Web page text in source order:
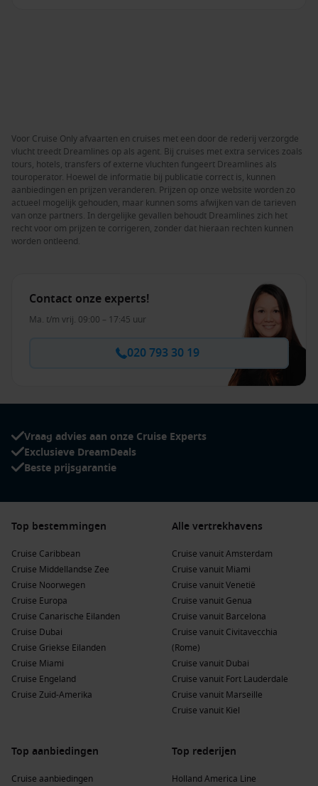
Voor Cruise Only afvaarten en cruises met een door de rederij verzorgde
vlucht treedt Dreamlines op als agent. Bij cruises met extra services zoals
tours, hotels, transfers of externe vluchten fungeert Dreamlines als
touroperator. Hoewel de informatie bij publicatie correct is, kunnen
aanbiedingen en prijzen veranderen. Prijzen op onze website worden zo
actueel mogelijk gehouden, maar kunnen soms afwijken van de tarieven
van onze partners. In dergelijke gevallen behoudt Dreamlines zich het
recht voor om prijzen te corrigeren, zonder dat hieraan rechten kunnen
worden ontleend.
Contact onze experts!
Ma. t/m vrij. 09:00 – 17:45 uur
020 793 30 19
Vraag advies aan onze Cruise Experts
Exclusieve DreamDeals
Beste prijsgarantie
Top bestemmingen
Cruise Caribbean
Cruise Middellandse Zee
Cruise Noorwegen
Cruise Europa
Cruise Canarische Eilanden
Cruise Dubai
Cruise Griekse Eilanden
Cruise Miami
Cruise Engeland
Cruise Zuid-Amerika
Alle vertrekhavens
Cruise vanuit Amsterdam
Cruise vanuit Miami
Cruise vanuit Venetië
Cruise vanuit Genua
Cruise vanuit Barcelona
Cruise vanuit Civitavecchia
(Rome)
Cruise vanuit Dubai
Cruise vanuit Fort Lauderdale
Cruise vanuit Marseille
Cruise vanuit Kiel
Top aanbiedingen
Cruise aanbiedingen
Top rederijen
Holland America Line